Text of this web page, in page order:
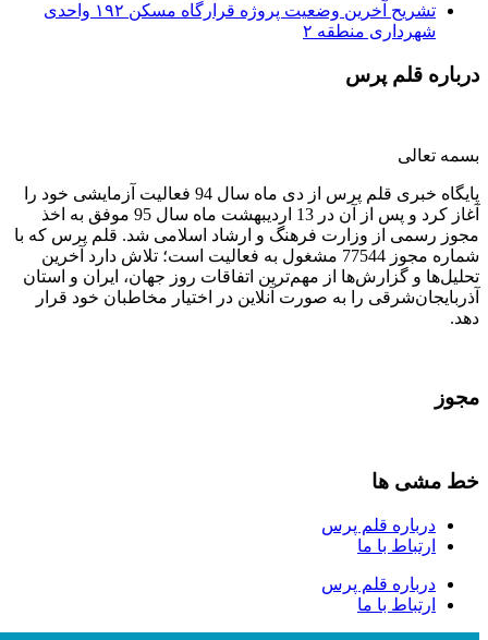
تشریح آخرین وضعیت پروژه قرارگاه مسکن ۱۹۲ واحدی
شهرداری منطقه ۲
درباره قلم پرس
بسمه تعالی
پایگاه خبری قلم پرس از دی ماه سال 94 فعالیت آزمایشی خود را
آغاز کرد و پس از آن در 13 اردیبهشت ماه سال 95 موفق به اخذ
مجوز رسمی از وزارت فرهنگ و ارشاد اسلامی شد. قلم پرس که با
شماره مجوز 77544 مشغول به فعالیت است؛ تلاش دارد آخرین
تحلیل‌ها و گزارش‌ها از مهم‌ترین اتفاقات روز جهان، ایران و استان
آذربایجان‌شرقی را به صورت آنلاین در اختیار مخاطبان خود قرار
دهد.
مجوز
خط مشی ها
درباره قلم پرس
ارتباط با ما
درباره قلم پرس
ارتباط با ما